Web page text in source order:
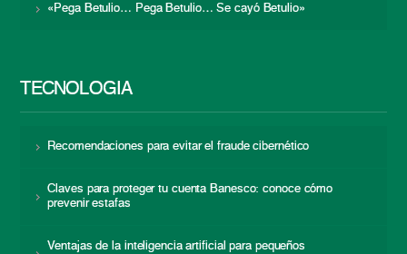
«Pega Betulio… Pega Betulio… Se cayó Betulio»
TECNOLOGÍA
Recomendaciones para evitar el fraude cibernético
Claves para proteger tu cuenta Banesco: conoce cómo
prevenir estafas
Ventajas de la inteligencia artificial para pequeños